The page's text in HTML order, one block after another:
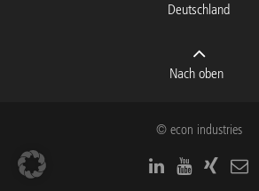
Deutschland
Nach oben
© econ industries